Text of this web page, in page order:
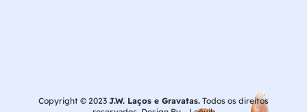
Copyright © 2023 J.W. Laços e Gravatas. Todos os direitos